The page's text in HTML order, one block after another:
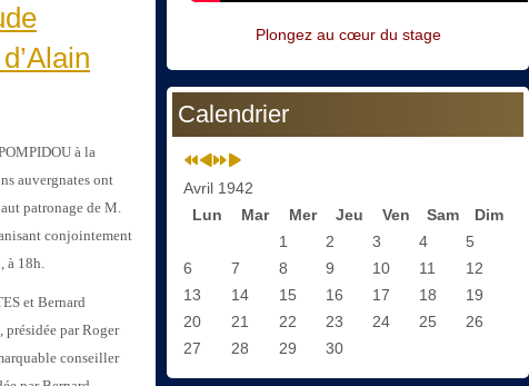
à la
auvergnates ont
patronage de M.
conjointement
à 18h.
et Bernard
par Roger
conseiller
Plongez au cœur du stage
Calendrier
Avril 1942
Lun
Mar Mer Jeu Ven Sam
Dim
1
2 3 4
5
6
7 8 9 10 11
12
13
14 15 16 17 18
19
20
21 22 23 24 25
26
27
28 29 30